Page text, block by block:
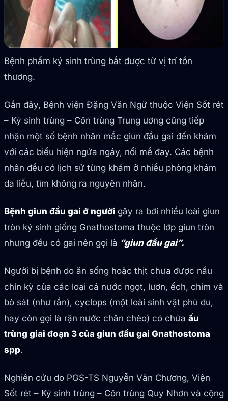
Bệnh phẩm ký sinh trùng bắt được từ vị trí tổn
thương.
Gần đây, Bệnh viện Đặng Văn Ngữ thuộc Viện Sốt rét
– Ký sinh trùng – Côn trùng Trung ương cũng tiếp
nhận một số bệnh nhân mắc giun đầu gai đến khám
với các biểu hiện ngứa ngáy, nổi mề đay. Các bệnh
nhân đều có lịch sử từng khám ở nhiều phòng khám
da liễu, tìm không ra nguyên nhân.
Bệnh giun đầu gai ở người gây ra bởi nhiều loài giun
tròn ký sinh giống Gnathostoma thuộc lớp giun tròn
nhưng đều có gai nên gọi là “giun đầu gai”.
Người bị bệnh do ăn sống hoặc thịt chưa được nấu
chín kỹ của các loại cá nước ngọt, lươn, ếch, chim và
bò sát (như rắn), cyclops (một loài sinh vật phù du,
hay còn gọi là rận nước chân chèo) có chứa ấu
trùng giai đoạn 3 của giun đầu gai Gnathostoma
spp.
Nghiên cứu do PGS-TS Nguyễn Văn Chương, Viện
Sốt rét – Ký sinh trùng – Côn trùng Quy Nhơn và cộng